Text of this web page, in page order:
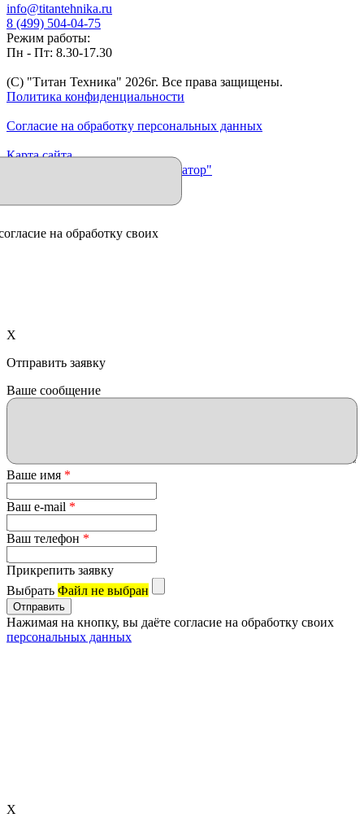
info@titantehnika.ru
8 (499) 504-04-75
Режим работы:
Пн - Пт: 8.30-17.30
(C) "Титан Техника" 2026г. Все права защищены.
Политика конфиденциальности
Согласие на обработку персональных данных
Карта сайта
Продвижение сайта "Иллюминатор"
на обработку своих
X
Отправить заявку
Ваше сообщение
Ваше имя *
Ваш e-mail *
Ваш телефон *
Прикрепить заявку
Выбрать Файл не выбран
Нажимая на кнопку, вы даёте согласие на обработку своих
персональных данных
X